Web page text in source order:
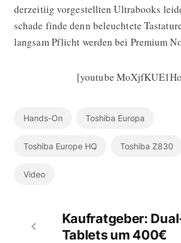
derzeitiig vorgestellten Ultrabooks
schade finde denn beleuchtete
langsam Pflicht werden bei Premium
[youtube
Hands-On Toshiba Europa
Toshiba Europe HQ Toshiba Z830
Video
Kaufratgeber:
Tablets um 400€